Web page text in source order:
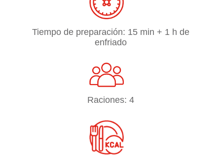
Tiempo de preparación: 15 min + 1 h de
enfriado
Raciones: 4